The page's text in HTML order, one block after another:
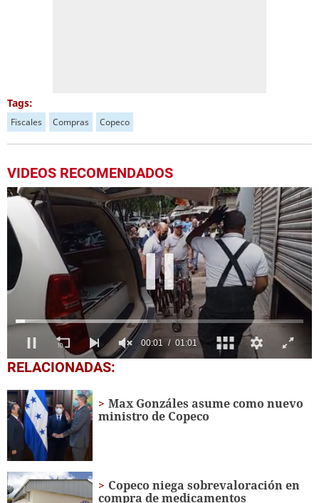
Tags:
Fiscales Compras Copeco
VIDEOS RECOMENDADOS
0
seconds
1
minute,
1
second
RELACIONADAS:
Max Gonzáles asume como nuevo
ministro de Copeco
Copeco niega sobrevaloración en
compra de medicamentos